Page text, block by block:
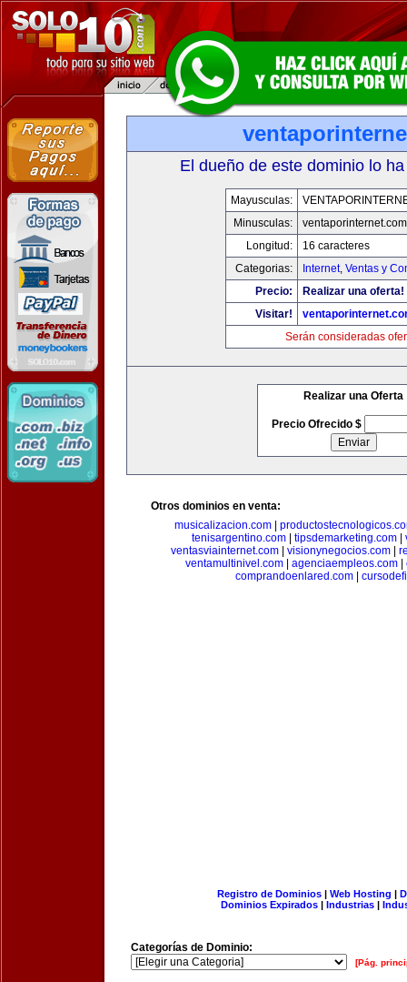
El dueño de este dominio lo
Mayusculas:
Minusculas:
ventaporinternet.com
Longitud:
16 caracteres
Categorias:
Internet, Ventas y
Precio:
Realizar una oferta!
Visitar!
Serán consideradas
Realizar una Oferta
Precio Ofrecido $
Otros dominios en venta:
musicalizacion.com|
tenisargentino.com
tipsdemarketing.com
ventasviainternet.com
visionynegocios.com
ventamultinivel.com| agenciaempleos.com|
comprandoenlared.com|
Registro de Dominios| Web Hosting |
Dominios Expirados | Industrias |
Categorías de Dominio:
[Pág.